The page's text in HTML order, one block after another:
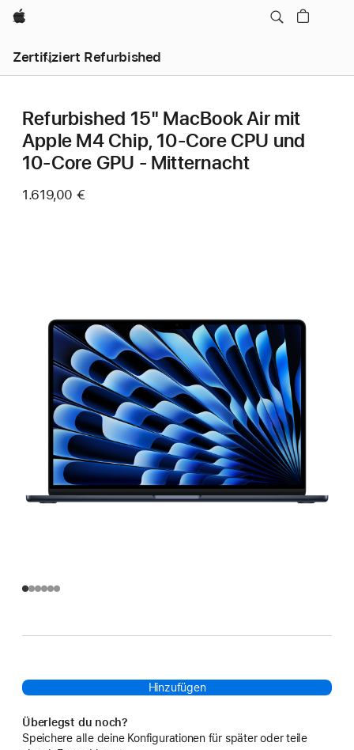
Apple
Zertifiziert Refurbished
Refurbished 15" MacBook Air mit
Apple M4 Chip, 10‑Core CPU und
10‑Core GPU - Mitternacht
1.619,00 €
Hinzufügen
Überlegst du noch?
Speichere alle deine Konfigurationen für später oder teile